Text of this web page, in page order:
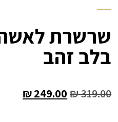
שרשרת לאשה
בלב זהב
₪319.00
₪249.00